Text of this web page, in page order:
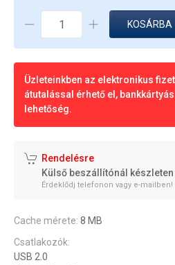
KOSÁRBA
Üzleteinkben az elektronikus
átutalással érhető el,
lehetőség.
Rendelésre
Külső beszállítónál
Érdeklődj telefonon vagy e-mailben!
Cache mérete: 8 MB
Csatlakozók:
USB 2.0